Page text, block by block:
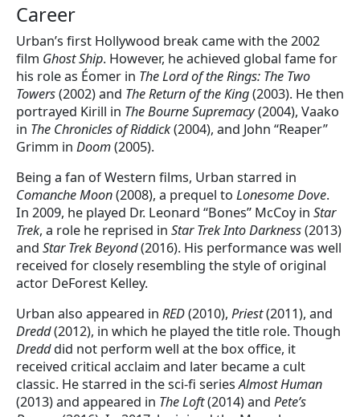
Career
Urban’s first Hollywood break came with the 2002
film Ghost Ship. However, he achieved global fame for
his role as Éomer in The Lord of the Rings: The Two
Towers(2002) and The Return of the King(2003). He then
portrayed Kirill in The Bourne Supremacy(2004), Vaako
in The Chronicles of Riddick(2004), and John “Reaper”
Grimm in Doom(2005).
Being a fan of Western films, Urban starred in
Comanche Moon(2008), a prequel to Lonesome Dove.
In 2009, he played Dr. Leonard “Bones” McCoy in Star
Trek, a role he reprised in Star Trek Into Darkness(2013)
and Star Trek Beyond(2016). His performance was well
received for closely resembling the style of original
actor DeForest Kelley.
Urban also appeared in RED(2010), Priest(2011), and
Dredd(2012), in which he played the title role. Though
Dredddid not perform well at the box office, it
received critical acclaim and later became a cult
classic. He starred in the sci-fi seriesAlmost Human
(2013) and appeared in The Loft(2014) and Pete’s